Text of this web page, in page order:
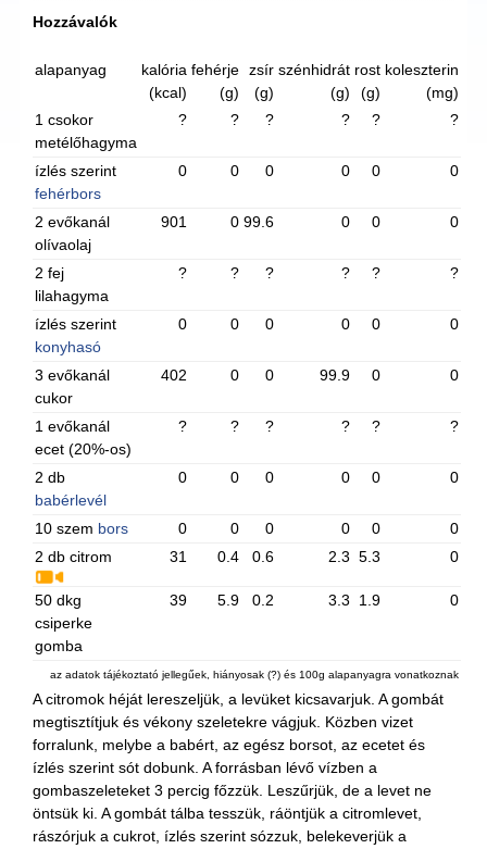
Hozzávalók
alapanyag
kalória
(kcal)
fehérje
(g)
zsír
(g)
szénhidrát
(g)
rost
(g)
koleszterin
(mg)
1 csokor
metélőhagyma
? ? ? ? ? ?
ízlés szerint
fehérbors
0 0 0 0 0 0
2 evőkanál
olívaolaj
901 0 99.6 0 0 0
2 fej
lilahagyma
? ? ? ? ? ?
ízlés szerint
konyhasó
0 0 0 0 0 0
3 evőkanál
cukor
402 0 0 99.9 0 0
1 evőkanál
ecet (20%-os)
? ? ? ? ? ?
2 db
babérlevél
0 0 0 0 0 0
10 szem bors 0 0 0 0 0
0
2 db citrom
31 0.4 0.6 2.3 5.3 0
50 dkg
csiperke
gomba
39 5.9 0.2 3.3 1.9 0
az adatok tájékoztató jellegűek, hiányosak (?) és 100g alapanyagra vonatkoznak
A citromok héját lereszeljük, a levüket kicsavarjuk. A gombát
megtisztítjuk és vékony szeletekre vágjuk. Közben vizet
forralunk, melybe a babért, az egész borsot, az ecetet és
ízlés szerint sót dobunk. A forrásban lévő vízben a
gombaszeleteket 3 percig főzzük. Leszűrjük, de a levet ne
öntsük ki. A gombát tálba tesszük, ráöntjük a citromlevet,
rászórjuk a cukrot, ízlés szerint sózzuk, belekeverjük a